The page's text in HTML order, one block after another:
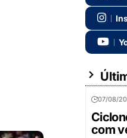
07/08/
com